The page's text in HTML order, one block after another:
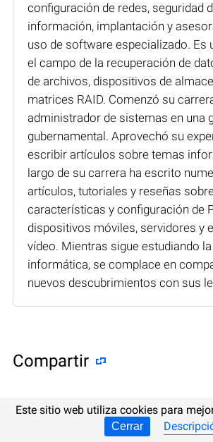
configuración de redes, seguridad
información, implantación y
uso de software especializado. Es
el campo de la recuperación de
de archivos, dispositivos de
matrices RAID. Comenzó su
administrador de sistemas en una
gubernamental. Aprovechó su
escribir artículos sobre temas
largo de su carrera ha escrito
artículos, tutoriales y reseñas
características y configuración de
dispositivos móviles, servidores y
vídeo. Mientras sigue estudiando
informática, se complace en
nuevos descubrimientos con sus
Compartir
Este sitio web utiliza cookies para
Cerrar